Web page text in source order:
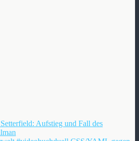
Aufstieg und Fall des